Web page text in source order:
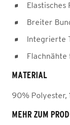
Elastisches
Breiter
Integrierte
Flachnähte
MATERIAL
90% Polyester,
MEHR ZUM